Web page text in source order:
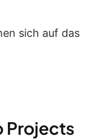
sich auf das
Projects